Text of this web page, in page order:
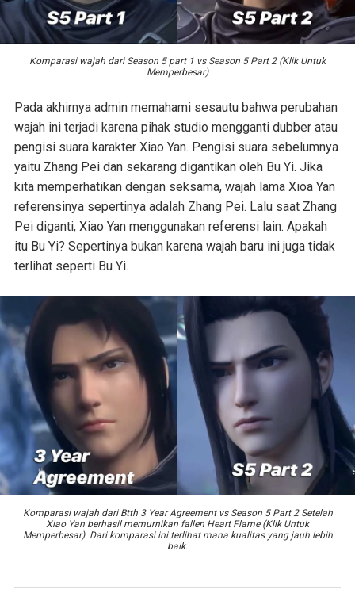
Komparasi wajah dari Season 5 part 1 vs Season 5 Part 2 (Klik Untuk
Memperbesar)
Pada akhirnya admin memahami sesautu bahwa perubahan
wajah ini terjadi karena pihak studio mengganti dubber atau
pengisi suara karakter Xiao Yan. Pengisi suara sebelumnya
yaitu Zhang Pei dan sekarang digantikan oleh Bu Yi. Jika
kita memperhatikan dengan seksama, wajah lama Xioa Yan
referensinya sepertinya adalah Zhang Pei. Lalu saat Zhang
Pei diganti, Xiao Yan menggunakan referensi lain. Apakah
itu Bu Yi? Sepertinya bukan karena wajah baru ini juga tidak
terlihat seperti Bu Yi.
Komparasi wajah dari Btth 3 Year Agreement vs Season 5 Part 2 Setelah
Xiao Yan berhasil memurnikan fallen Heart Flame (Klik Untuk
Memperbesar). Dari komparasi ini terlihat mana kualitas yang jauh lebih
baik.